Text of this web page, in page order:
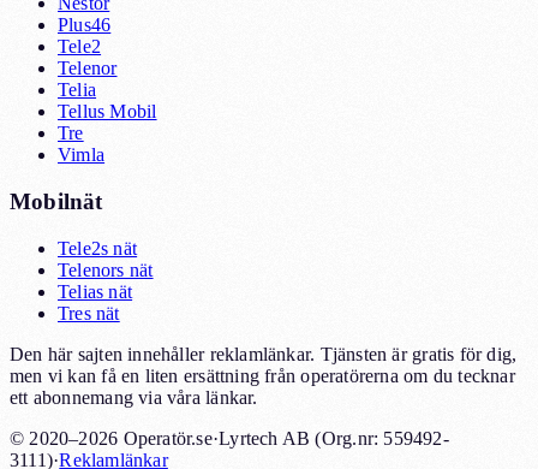
Plus46
Tele2
Telenor
Telia
Tellus Mobil
Tre
Vimla
Mobilnät
Tele2s nät
Telenors nät
Telias nät
Tres nät
Den här sajten innehåller reklamlänkar. Tjänsten är gratis för dig,
men vi kan få en liten ersättning från operatörerna om du tecknar
ett abonnemang via våra länkar.
© 2020–2026 Operatör.se·Lyrtech AB (Org.nr: 559492-
3111)·Reklamlänkar